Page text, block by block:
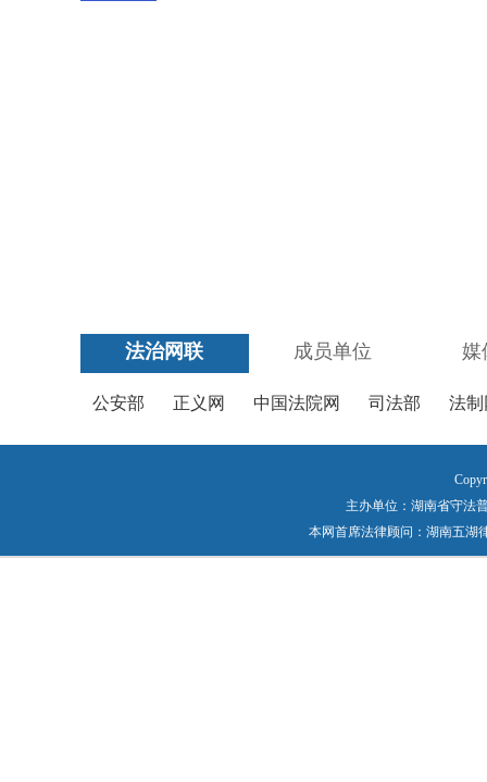
法治网联 成员单位 媒
公安部 正义网 中国法院网 司法部 法制
主办单位：湖南省守法
本网首席法律顾问：湖南五湖